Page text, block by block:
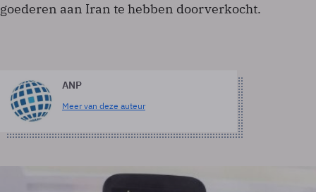
goederen aan Iran te hebben doorverkocht.
ANP
Meer van deze auteur